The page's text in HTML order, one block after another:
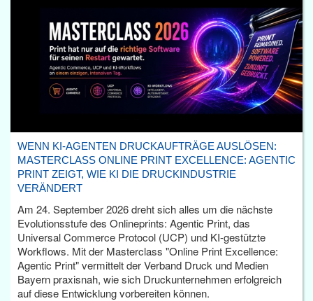
WENN KI-AGENTEN DRUCKAUFTRÄGE AUSLÖSEN:
MASTERCLASS ONLINE PRINT EXCELLENCE: AGENTIC
PRINT ZEIGT, WIE KI DIE DRUCKINDUSTRIE
VERÄNDERT
Am 24. September 2026 dreht sich alles um die nächste
Evolutionsstufe des Onlineprints: Agentic Print, das
Universal Commerce Protocol (UCP) und KI-gestützte
Workflows. Mit der Masterclass "Online Print Excellence:
Agentic Print" vermittelt der Verband Druck und Medien
Bayern praxisnah, wie sich Druckunternehmen erfolgreich
auf diese Entwicklung vorbereiten können.